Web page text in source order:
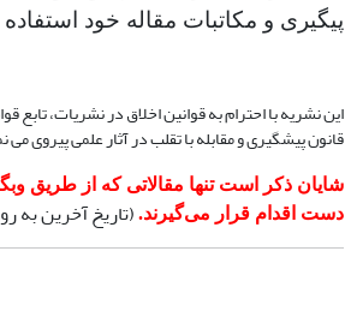
پیگیری و مکاتبات مقاله خود استفاده
قانون پیشگیری و مقابله با تقلب در آثار علمی پیروی می
شایان ذکر است تنها مقالاتی که از طریق
دست اقدام قرار می‌گیرند. (تاریخ آخرین به روز